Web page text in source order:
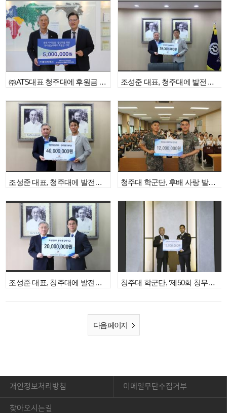
㈜ATS대표 청주대에 후원금 기탁 조성준 대표, 청주대에 발전기금 쾌척
조성준 대표, 청주대에 발전기금 쾌척 청주대 학군단, 후배 사랑 발전기금 귀감
조성준 대표, 청주대에 발전기금 쾌척 청주대 학군단, ‘제50회 청무제’ 개최
다음 페이지
개인정보처리방침 이메일무단수집거부
찾아오시는길